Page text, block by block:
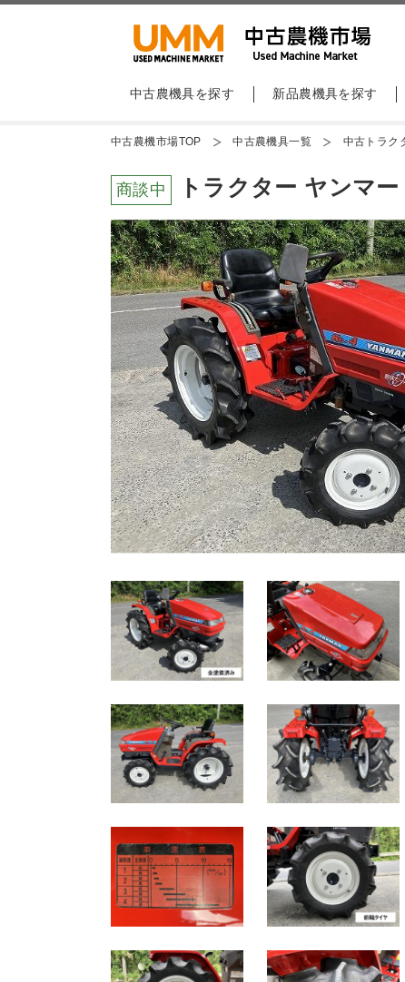
中古農機具を探す 新品農機具を探す
中古農機市場TOP 中古農機具一覧 中古トラク
商談中 トラクター ヤンマ